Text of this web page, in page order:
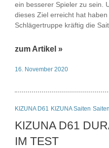
ein besserer Spieler zu sein.
dieses Ziel erreicht hat
Schlägertruppe kräftig die
zum Artikel »
16. November 2020
KIZUNA D61 KIZUNA Saiten
KIZUNA D61
IM TEST